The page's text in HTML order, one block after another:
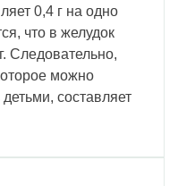
0,4 г на одно
что в желудок
Следовательно,
можно
составляет